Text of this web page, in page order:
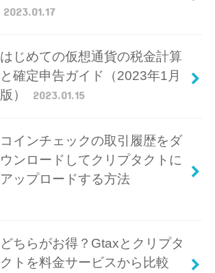
2023.01.17
はじめての仮想通貨の税金計算
と確定申告ガイド（2023年1月
版）
2023.01.15
コインチェックの取引履歴をダ
ウンロードしてクリプタクトに
アップロードする方法
どちらがお得？Gtaxとクリプタ
クトを料金サービスから比較